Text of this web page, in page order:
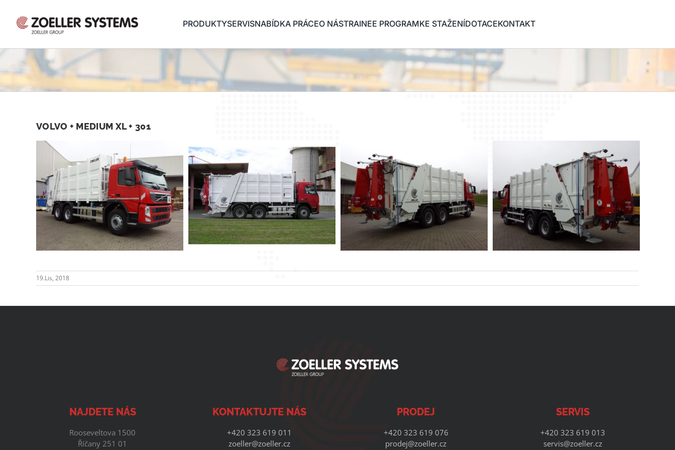
obsah
PRODUKTYSERVISNABÍDKA PRÁCEO NÁSTRAINEE PROGRAMKE STAŽENÍDOTACEKONTAKT
VOLVO + MEDIUM XL + 301
19.Lis, 2018
NAJDETE NÁS
Rooseveltova 1500
Říčany 251 01
KONTAKTUJTE NÁS
+420 323 619 011
zoeller@zoeller.cz
PRODEJ
+420 323 619 076
prodej@zoeller.cz
SERVIS
+420 323 619 013
servis@zoeller.cz